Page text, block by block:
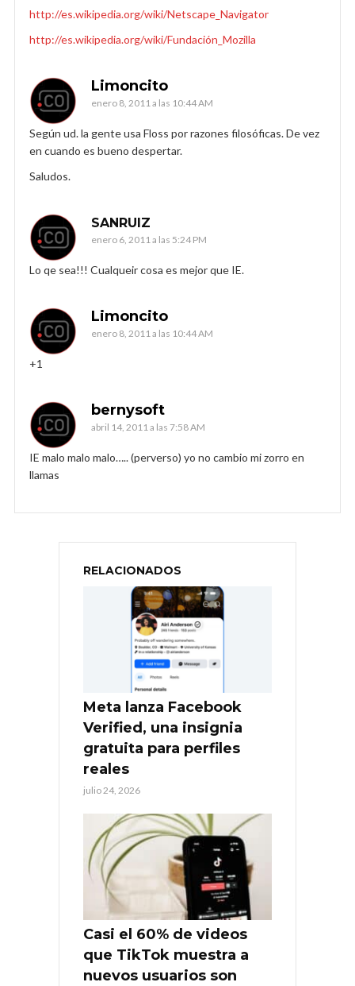
http://es.wikipedia.org/wiki/Netscape_Navigator
http://es.wikipedia.org/wiki/Fundación_Mozilla
Limoncito
enero 8, 2011 a las 10:44 AM
Según ud. la gente usa Floss por razones filosóficas. De vez
en cuando es bueno despertar.
Saludos.
SANRUIZ
enero 6, 2011 a las 5:24 PM
Lo qe sea!!! Cualqueir cosa es mejor que IE.
Limoncito
enero 8, 2011 a las 10:44 AM
+1
bernysoft
abril 14, 2011 a las 7:58 AM
IE malo malo malo….. (perverso) yo no cambio mi zorro en
llamas
RELACIONADOS
Meta lanza Facebook
Verified, una insignia
gratuita para perfiles
reales
julio 24, 2026
Casi el 60% de videos
que TikTok muestra a
nuevos usuarios son